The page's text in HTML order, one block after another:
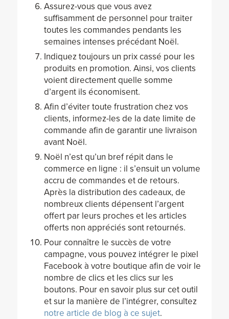
Assurez-vous que vous avez
suffisamment de personnel pour traiter
toutes les commandes pendants les
semaines intenses précédant Noël.
Indiquez toujours un prix cassé pour les
produits en promotion. Ainsi, vos clients
voient directement quelle somme
d’argent ils économisent.
Afin d’éviter toute frustration chez vos
clients, informez-les de la date limite de
commande afin de garantir une livraison
avant Noël.
Noël n’est qu’un bref répit dans le
commerce en ligne : il s’ensuit un volume
accru de commandes et de retours.
Après la distribution des cadeaux, de
nombreux clients dépensent l’argent
offert par leurs proches et les articles
offerts non appréciés sont retournés.
Pour connaître le succès de votre
campagne, vous pouvez intégrer le pixel
Facebook à votre boutique afin de voir le
nombre de clics et les clics sur les
boutons. Pour en savoir plus sur cet outil
et sur la manière de l’intégrer, consultez
notre article de blog à ce sujet.